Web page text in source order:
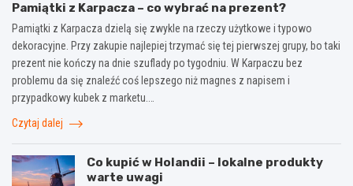
Pamiątki z Karpacza – co wybrać na prezent?
Pamiątki z Karpacza dzielą się zwykle na rzeczy użytkowe i typowo
dekoracyjne. Przy zakupie najlepiej trzymać się tej pierwszej grupy, bo taki
prezent nie kończy na dnie szuflady po tygodniu. W Karpaczu bez
problemu da się znaleźć coś lepszego niż magnes z napisem i
przypadkowy kubek z marketu.…
Czytaj dalej
Co kupić w Holandii – lokalne produkty
warte uwagi